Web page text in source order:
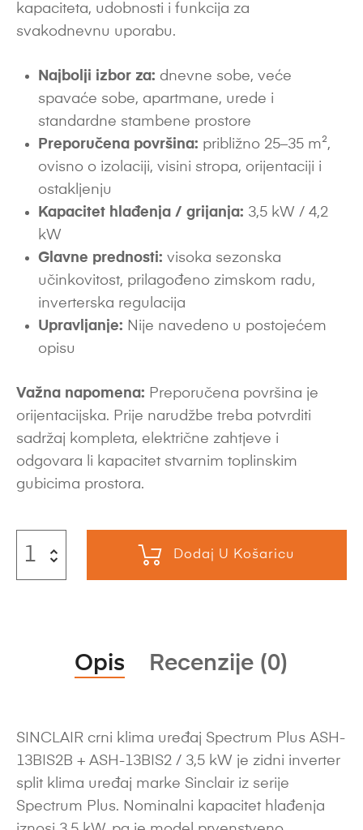
kapaciteta, udobnosti i funkcija za
svakodnevnu uporabu.
Najbolji izbor za: dnevne sobe, veće
spavaće sobe, apartmane, urede i
standardne stambene prostore
Preporučena površina: približno 25–35 m²,
ovisno o izolaciji, visini stropa, orijentaciji i
ostakljenju
Kapacitet hlađenja / grijanja: 3,5 kW / 4,2
kW
Glavne prednosti: visoka sezonska
učinkovitost, prilagođeno zimskom radu,
inverterska regulacija
Upravljanje: Nije navedeno u postojećem
opisu
Važna napomena: Preporučena površina je
orijentacijska. Prije narudžbe treba potvrditi
sadržaj kompleta, električne zahtjeve i
odgovara li kapacitet stvarnim toplinskim
gubicima prostora.
Dodaj U Košaricu
Opis Recenzije (0)
SINCLAIR crni klima uređaj Spectrum Plus ASH-
13BIS2B + ASH-13BIS2 / 3,5 kW je zidni inverter
split klima uređaj marke Sinclair iz serije
Spectrum Plus. Nominalni kapacitet hlađenja